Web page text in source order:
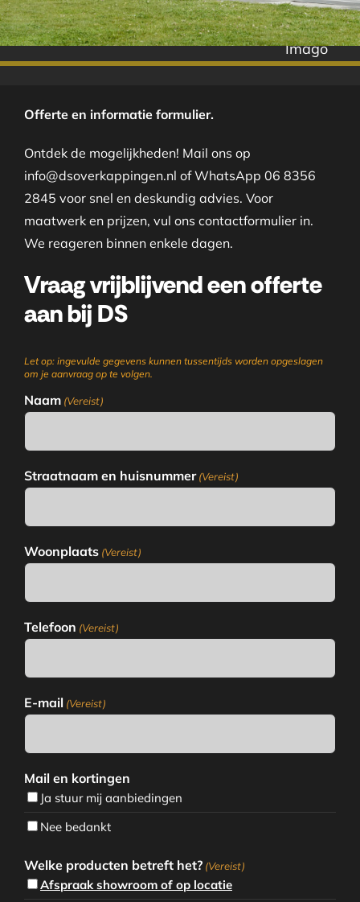
Imago
Offerte en informatie formulier.
Ontdek de mogelijkheden! Mail ons op
info@dsoverkappingen.nl of WhatsApp 06 8356
2845 voor snel en deskundig advies. Voor
maatwerk en prijzen, vul ons contactformulier in.
We reageren binnen enkele dagen.
Vraag vrijblijvend een offerte
aan bij DS
Let op: ingevulde gegevens kunnen tussentijds worden opgeslagen
om je aanvraag op te volgen.
Naam (Vereist)
Straatnaam en huisnummer (Vereist)
Woonplaats (Vereist)
Telefoon (Vereist)
E-mail (Vereist)
Mail en kortingen
Ja stuur mij aanbiedingen
Nee bedankt
Welke producten betreft het? (Vereist)
Afspraak showroom of op locatie